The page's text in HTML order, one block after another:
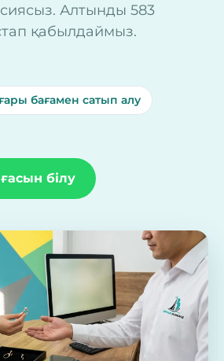
Алтынды 583
қабылдаймыз.
бағамен сатып алу
білу